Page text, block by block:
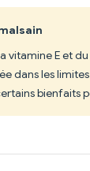
vitamine E et
dans les
bienfaits